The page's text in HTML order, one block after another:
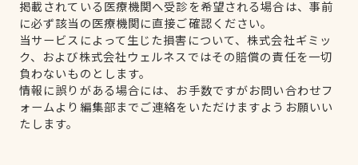
掲載されている医療機関へ受診を希望される場合は、事前
に必ず該当の医療機関に直接ご確認ください。
当サービスによって生じた損害について、株式会社ギミッ
ク、および株式会社ウェルネスではその賠償の責任を一切
負わないものとします。
情報に誤りがある場合には、お手数ですがお問い合わせフ
ォームより編集部までご連絡をいただけますようお願いい
たします。